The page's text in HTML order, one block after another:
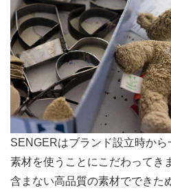
SENGERはブランド設立時か
素材を使うことにこだわってき
含まない高品質の素材でできた